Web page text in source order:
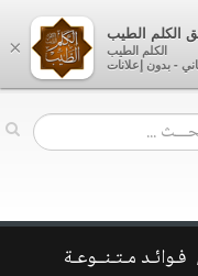
فـوائـد مـتـنــوعـة
×
الكلم الطيب
الكلم الطيب
- بدون إعلانات